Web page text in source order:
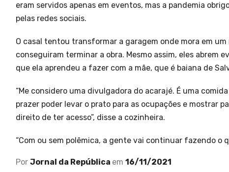
eram servidos apenas em eventos, mas a pandemia
pelas redes sociais.
O casal tentou transformar a garagem onde mora em
conseguiram terminar a obra. Mesmo assim, eles abrem
que ela aprendeu a fazer com a mãe, que é baiana de
“Me considero uma divulgadora do acarajé. É uma
prazer poder levar o prato para as ocupações e mostrar
direito de ter acesso”, disse a cozinheira.
“Com ou sem polêmica, a gente vai continuar fazendo o
Por Jornal da República em 16/11/2021